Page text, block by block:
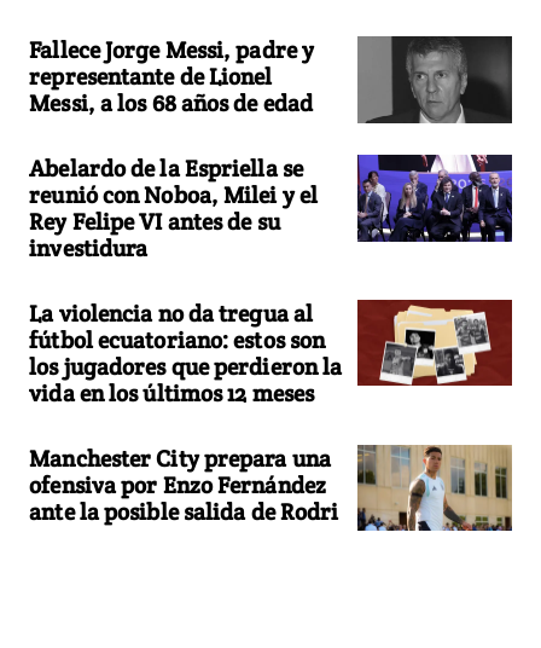
Fallece Jorge Messi, padre y
representante de Lionel
Messi, a los 68 años de edad
Abelardo de la Espriella se
reunió con Noboa, Milei y el
Rey Felipe VI antes de su
investidura
La violencia no da tregua al
fútbol ecuatoriano: estos son
los jugadores que perdieron la
vida en los últimos 12 meses
Manchester City prepara una
ofensiva por Enzo Fernández
ante la posible salida de Rodri